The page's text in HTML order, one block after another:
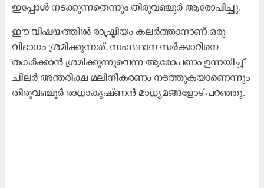
ഇപ്പോൾ നടക്കുന്നതെന്നും തിരുവഞ്ചൂർ ആരോപിച്ചു.
ഈ വിഷയത്തിൽ രാഷ്ട്രീയം കലർത്താനാണ് ഒരു
വിഭാഗം ശ്രമിക്കുന്നത്. സംസ്ഥാന സർക്കാറിനെ
തകർക്കാൻ ശ്രമിക്കുന്നുവെന്ന ആരോപണം ഉന്നയിച്ച്
ചിലർ അന്തരീക്ഷ മലിനീകരണം നടത്തുകയാണെന്നും
തിരുവഞ്ചൂർ രാധാകൃഷ്ണൻ മാധ്യമങ്ങളോട് പറഞ്ഞു.